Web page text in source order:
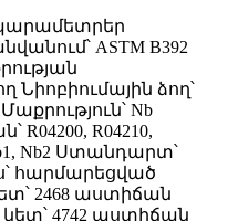
ASTM B392
Նիոբիումային ձող՝
Nb
R04200, R04210,
Nb2 Ստանդարտ՝
հարմարեցված
2468 աստիճան
կետ՝ 4742 աստիճան